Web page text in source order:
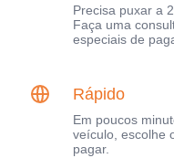
Precisa puxar a
Faça uma
especiais de
Rápido
Em poucos
veículo, escolhe
pagar.